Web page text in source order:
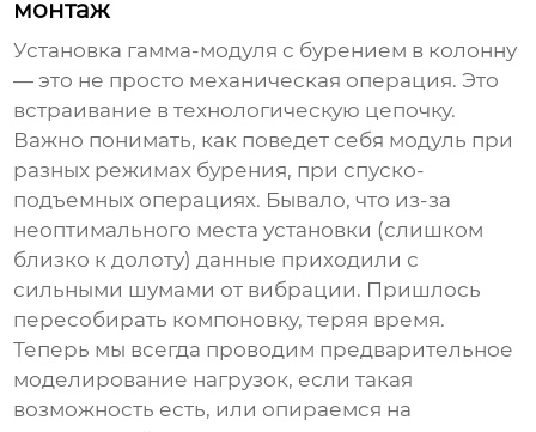
монтаж
Установка гамма-модуля с бурением в колонну
— это не просто механическая операция. Это
встраивание в технологическую цепочку.
Важно понимать, как поведет себя модуль при
разных режимах бурения, при спуско-
подъемных операциях. Бывало, что из-за
неоптимального места установки (слишком
близко к долоту) данные приходили с
сильными шумами от вибрации. Пришлось
пересобирать компоновку, теряя время.
Теперь мы всегда проводим предварительное
моделирование нагрузок, если такая
возможность есть, или опираемся на